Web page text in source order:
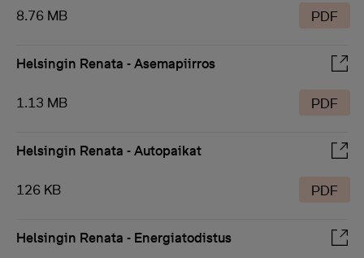
8.76 MB PDF
Helsingin Renata - Asemapiirros
1.13 MB PDF
Helsingin Renata - Autopaikat
126 KB PDF
Helsingin Renata - Energiatodistus